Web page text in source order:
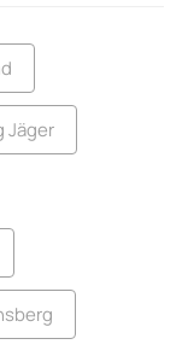
Jäger